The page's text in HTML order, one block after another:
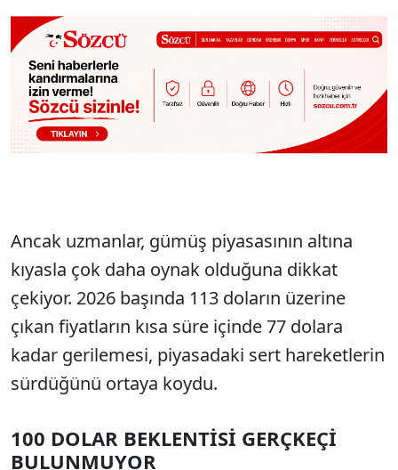
Ancak uzmanlar, gümüş piyasasının altına
kıyasla çok daha oynak olduğuna dikkat
çekiyor. 2026 başında 113 doların üzerine
çıkan fiyatların kısa süre içinde 77 dolara
kadar gerilemesi, piyasadaki sert hareketlerin
sürdüğünü ortaya koydu.
100 DOLAR BEKLENTİSİ GERÇKEÇİ
BULUNMUYOR